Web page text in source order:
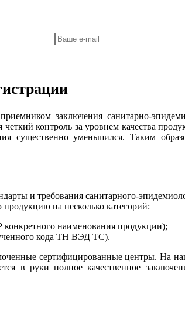
заключения санитарно-
контроль за уровнем качества
существенно уменьшился. Таким
и требования санитарного-
на несколько категорий:
наименования продукции);
кода ТН ВЭД ТС).
сертифицированные центры. На
в руки полное качественное